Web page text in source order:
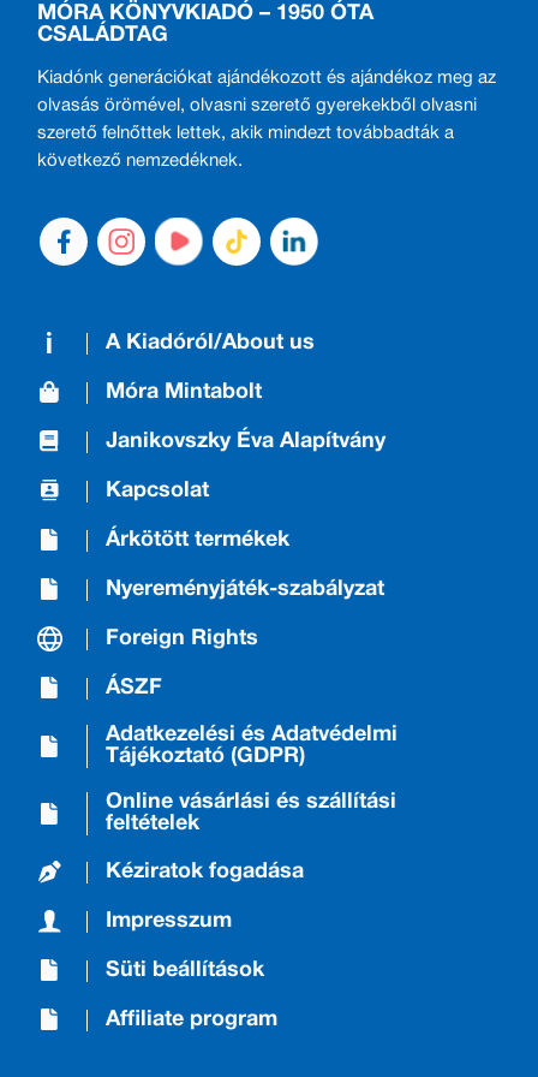
MÓRA KÖNYVKIADÓ – 1950 ÓTA
CSALÁDTAG
Kiadónk generációkat ajándékozott és ajándékoz meg az
olvasás örömével, olvasni szerető gyerekekből olvasni
szerető felnőttek lettek, akik mindezt továbbadták a
következő nemzedéknek.
A Kiadóról/About us
Móra Mintabolt
Janikovszky Éva Alapítvány
Kapcsolat
Árkötött termékek
Nyereményjáték-szabályzat
Foreign Rights
ÁSZF
Adatkezelési és Adatvédelmi
Tájékoztató (GDPR)
Online vásárlási és szállítási
feltételek
Kéziratok fogadása
Impresszum
Süti beállítások
Affiliate program